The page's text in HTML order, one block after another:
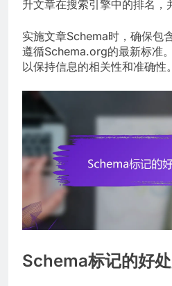
升文章在搜索引擎中的排名，
实施文章Schema时，确保包
遵循Schema.org的最新标准
以保持信息的相关性和准确性。
Schema标记的好